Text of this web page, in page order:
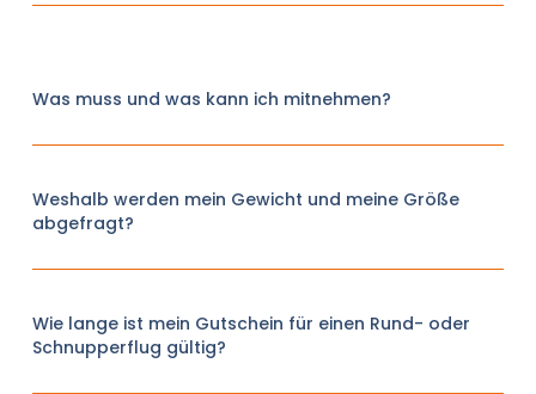
Was muss und was kann ich mitnehmen?
Weshalb werden mein Gewicht und meine Größe
abgefragt?
Wie lange ist mein Gutschein für einen Rund- oder
Schnupperflug gültig?